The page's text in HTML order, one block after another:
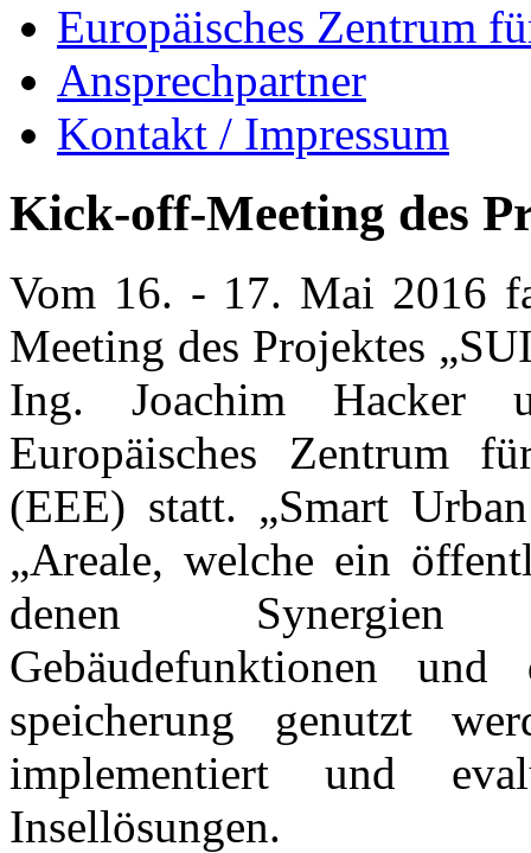
Europäisches Zentrum
Ansprechpartner
Kontakt / Impressum
Kick-off-Meeting des
Vom 16. - 17. Mai 2016
Meeting des Projektes
Ing. Joachim Hacker
Europäisches Zentrum
(EEE) statt. „Smart
„Areale, welche ein
denen Synergien
Gebäudefunktionen
speicherung genutzt
implementiert und
Insellösungen.